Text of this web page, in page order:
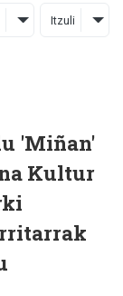
Itzuli
'Miñan'
Kultur